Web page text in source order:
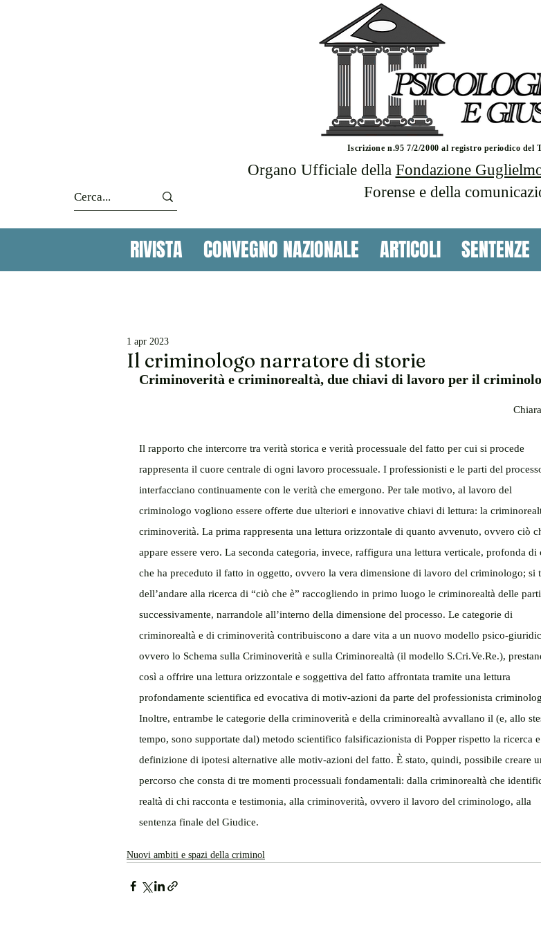
Iscrizione n.95 7/2/2000 al registro periodico del
Organo Ufficiale della Fondazione
Forense e della
RIVISTA CONVEGNO NAZIONALE ARTICOLI SENTENZE
Il criminologo narratore di storie
1 apr 2023
Criminoverità e criminorealtà, due chiavi di lavoro per il
Il rapporto che intercorre tra verità storica e verità processuale del fatto per cui si procede
rappresenta il cuore centrale di ogni lavoro processuale. I professionisti e le parti del
interfacciano continuamente con le verità che emergono. Per tale motivo, al lavoro del
criminologo vogliono essere offerte due ulteriori e innovative chiavi di lettura: la
criminoverità. La prima rappresenta una lettura orizzontale di quanto avvenuto, ovvero ciò
appare essere vero. La seconda categoria, invece, raffigura una lettura verticale, profonda di
che ha preceduto il fatto in oggetto, ovvero la vera dimensione di lavoro del criminologo; si
dell’andare alla ricerca di “ciò che è” raccogliendo in primo luogo le criminorealtà delle
successivamente, narrandole all’interno della dimensione del processo. Le categorie di
criminorealtà e di criminoverità contribuiscono a dare vita a un nuovo modello psico-
ovvero lo Schema sulla Criminoverità e sulla Criminorealtà (il modello S.Cri.Ve.Re.),
così a offrire una lettura orizzontale e soggettiva del fatto affrontata tramite una lettura
profondamente scientifica ed evocativa di motiv-azioni da parte del professionista
Inoltre, entrambe le categorie della criminoverità e della criminorealtà avvallano il (e, allo
tempo, sono supportate dal) metodo scientifico falsificazionista di Popper rispetto la ricerca
definizione di ipotesi alternative alle motiv-azioni del fatto. È stato, quindi, possibile creare
percorso che consta di tre momenti processuali fondamentali: dalla criminorealtà che
realtà di chi racconta e testimonia, alla criminoverità, ovvero il lavoro del criminologo, alla
sentenza finale del Giudice.
Nuovi ambiti e spazi della criminol